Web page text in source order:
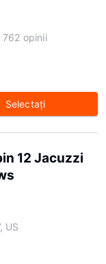
762 opinii
Selectaţi
12 Jacuzzi
US